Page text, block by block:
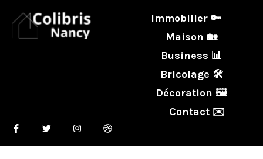
Immobilier 🔑
Maison 🏡
Business 📊
Bricolage 🛠️
Décoration 🖼️
Contact ✉️